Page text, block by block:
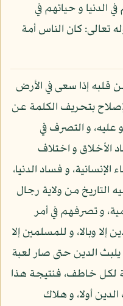
الدنيا و حياتهم في
تعالى: كان الناس أمة
قلبه إذا سعى في الأرض
بتحريف الكلمة عن
عليه، و التصرف في
الأخلاق و اختلاف
و فساد الدنيا،
التاريخ من ولاية رجال
و تصرفهم في أمر
إلا وبالا، و للمسلمين إلا
يلبث الدين حتى صار لعبة
لكل خاطف، فنتيجة هذا
أولا، و هلاك